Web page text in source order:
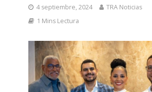
4 septiembre, 2024
TRA Noticias
1 Mins Lectura